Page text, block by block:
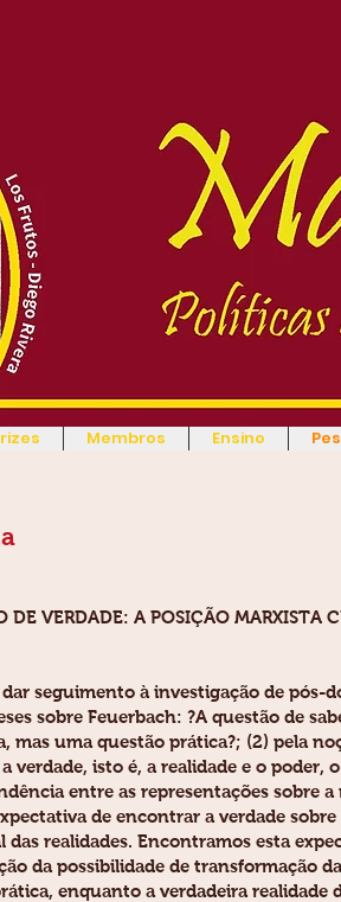
Membros Ensino
VERDADE: A POSIÇÃO MARXISTA
seguimento à investigação de
sobre Feuerbach: ?A questão de
mas uma questão prática?; (2) pela
verdade, isto é, a realidade e o
entre as representações sobre
de encontrar a verdade
realidades. Encontramos esta
da possibilidade de transformação
enquanto a verdadeira realidade